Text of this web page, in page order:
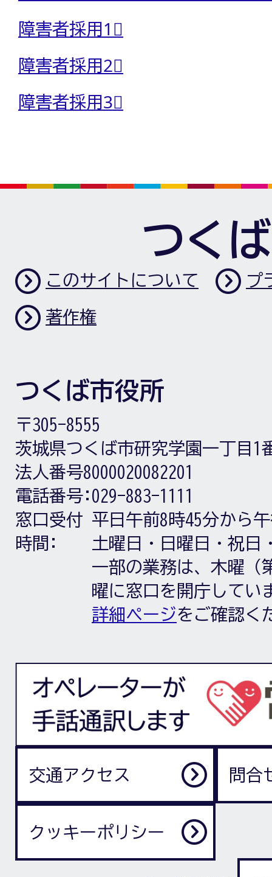
障害者採用1⃣
障害者採用2⃣
障害者採用3⃣
つく
このサイトについて プ
著作権
つくば市役所
〒305-8555
茨城県つくば市研究学園一丁目1
法人番号8000020082201
電話番号: 029-883-1111
窓口受付
時間:
平日午前8時45分から
土曜日・日曜日・祝日
一部の業務は、木曜（
曜に窓口を開庁してい
詳細ページをご確認く
交通アクセス 問合
クッキーポリシー